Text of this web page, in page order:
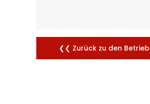
❮❮ Zurück zu den